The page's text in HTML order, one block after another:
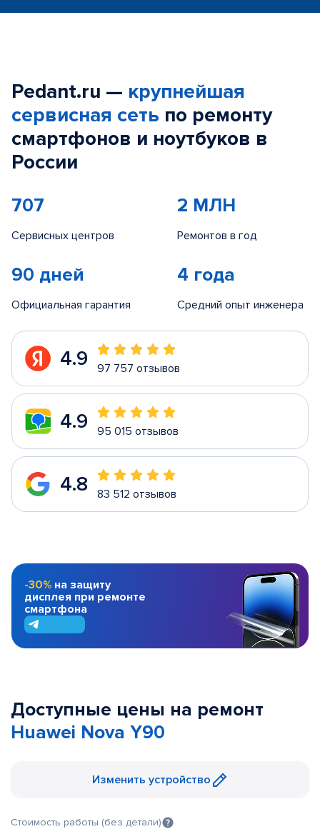
Pedant.ru — крупнейшая
сервисная сеть по ремонту
смартфонов и ноутбуков в
России
707
Сервисных центров
2 МЛН
Ремонтов в год
90 дней
Официальная гарантия
4 года
Средний опыт инженера
4.9 97 757 отзывов
4.9 95 015 отзывов
4.8 83 512 отзывов
-30% на защиту
дисплея при ремонте
смартфона
Доступные цены на ремонт
Huawei Nova Y90
Изменить устройство
Стоимость работы (без детали)